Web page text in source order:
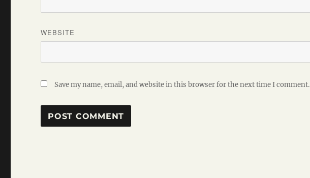
WEBSITE
Save my name, email, and website in this browser for the next time I comment.